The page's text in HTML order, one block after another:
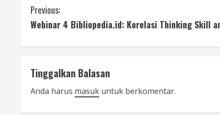
C
o
n
t
i
Previous:
Webinar 4 Bibliopedia.id: Korelasi Thinking Skill
Tinggalkan Balasan
Anda harus masuk untuk berkomentar.